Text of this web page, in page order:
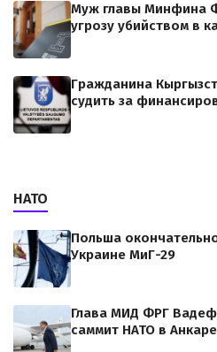
Муж главы Минфина
угрозу убийством в
Гражданина
судить за
НАТО
Польша
Украине МиГ-29
Глава МИД ФРГ
саммит НАТО в Анкаре